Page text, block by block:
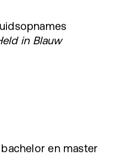
in Blauw
en master